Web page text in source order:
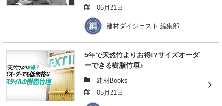
05月21日
建材ダイジェスト 編集部
5年で天然竹よりお得!?サイズオーダ
ーできる樹脂竹垣♪
建材Books
05月21日